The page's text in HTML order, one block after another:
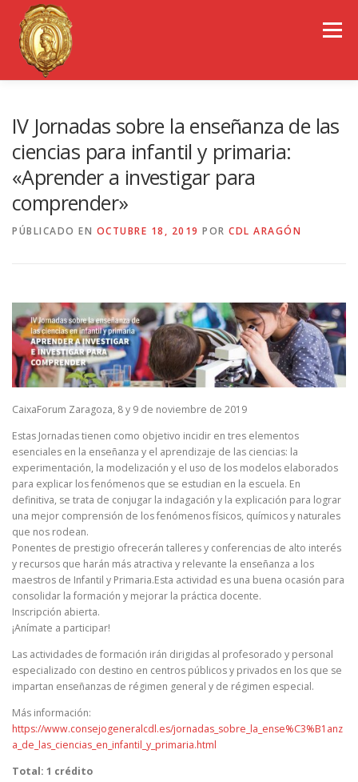
contenido
Menú
PORTAL DE TRANSPARENCIA
OBSERVATORIOS CONGRESOS
IV Jornadas sobre la enseñanza de las
ciencias para infantil y primaria:
«Aprender a investigar para
comprender»
PÚBLICADO EN OCTUBRE 18, 2019 POR CDL ARAGÓN
CaixaForum Zaragoza, 8 y 9 de noviembre de 2019
Estas Jornadas tienen como objetivo incidir en tres elementos
esenciales en la enseñanza y el aprendizaje de las ciencias: la
experimentación, la modelización y el uso de los modelos elaborados
para explicar los fenómenos que se estudian en la escuela. En
definitiva, se trata de conjugar la indagación y la explicación para lograr
una mejor comprensión de los fenómenos físicos, químicos y naturales
que nos rodean.
Ponentes de prestigio ofrecerán talleres y conferencias de alto interés
y recursos que harán más atractiva y relevante la enseñanza a los
maestros de Infantil y Primaria.Esta actividad es una buena ocasión para
consolidar la formación y mejorar la práctica docente.
Inscripción abierta.
¡Anímate a participar!
Las actividades de formación irán dirigidas al profesorado y personal
especializado con destino en centros públicos y privados en los que se
impartan enseñanzas de régimen general y de régimen especial.
Más información:
https://www.consejogeneralcdl.es/jornadas_sobre_la_ense%C3%B1anz
a_de_las_ciencias_en_infantil_y_primaria.html
Total: 1 crédito